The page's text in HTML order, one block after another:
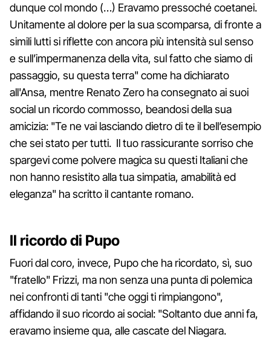
dunque col mondo (…) Eravamo pressoché coetanei.
Unitamente al dolore per la sua scomparsa, di fronte a
simili lutti si riflette con ancora più intensità sul senso
e sull’impermanenza della vita, sul fatto che siamo di
passaggio, su questa terra" come ha dichiarato
all'Ansa, mentre Renato Zero ha consegnato ai suoi
social un ricordo commosso, beandosi della sua
amicizia: "Te ne vai lasciando dietro di te il bell’esempio
che sei stato per tutti. Il tuo rassicurante sorriso che
spargevi come polvere magica su questi Italiani che
non hanno resistito alla tua simpatia, amabilità ed
eleganza" ha scritto il cantante romano.
Il ricordo di Pupo
Fuori dal coro, invece, Pupo che ha ricordato, sì, suo
"fratello" Frizzi, ma non senza una punta di polemica
nei confronti di tanti "che oggi ti rimpiangono",
affidando il suo ricordo ai social: "Soltanto due anni fa,
eravamo insieme qua, alle cascate del Niagara.